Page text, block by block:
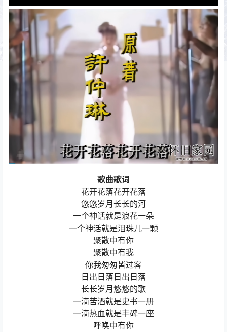
歌曲歌词
花开花落花开花落
悠悠岁月长长的河
一个神话就是浪花一朵
一个神话就是泪珠儿一颗
聚散中有你
聚散中有我
你我匆匆皆过客
日出日落日出日落
长长岁月悠悠的歌
一滴苦酒就是史书一册
一滴热血就是丰碑一座
呼唤中有你